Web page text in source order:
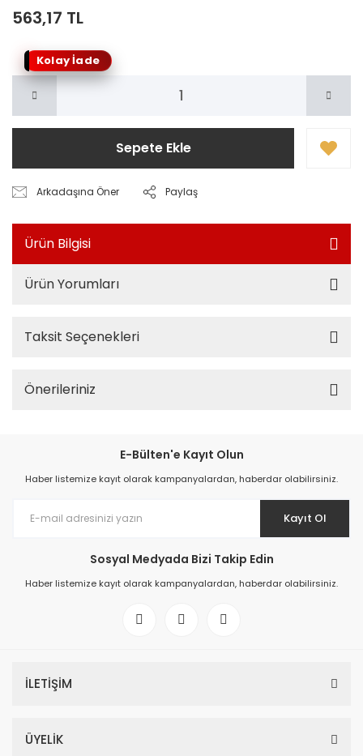
563,17 TL
Kolay İade
Sepete Ekle
Arkadaşına Öner Paylaş
Ürün Bilgisi
Ürün Yorumları
Taksit Seçenekleri
Önerileriniz
E-Bülten'e Kayıt Olun
Haber listemize kayıt olarak kampanyalardan, haberdar olabilirsiniz.
Kayıt Ol
Sosyal Medyada Bizi Takip Edin
Haber listemize kayıt olarak kampanyalardan, haberdar olabilirsiniz.
İLETİŞİM
ÜYELİK